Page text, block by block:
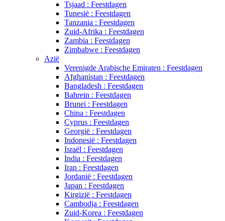
Tsjaad : Feestdagen
Tunesië : Feestdagen
Tanzania : Feestdagen
Zuid-Afrika : Feestdagen
Zambia : Feestdagen
Zimbabwe : Feestdagen
Azië
Verenigde Arabische Emiraten : Feestdagen
Afghanistan : Feestdagen
Bangladesh : Feestdagen
Bahrein : Feestdagen
Brunei : Feestdagen
China : Feestdagen
Cyprus : Feestdagen
Georgië : Feestdagen
Indonesië : Feestdagen
Israël : Feestdagen
India : Feestdagen
Iran : Feestdagen
Jordanië : Feestdagen
Japan : Feestdagen
Kirgizië : Feestdagen
Cambodja : Feestdagen
Zuid-Korea : Feestdagen